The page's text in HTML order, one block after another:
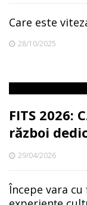
Care este
28/10/2025
FITS 2026:
război
29/04/2026
Începe vara